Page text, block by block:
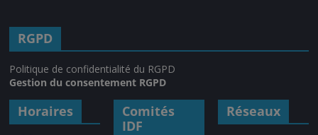
RGPD
Politique de confidentialité du RGPD
Gestion du consentement RGPD
Horaires
Comités
IDF
Réseaux